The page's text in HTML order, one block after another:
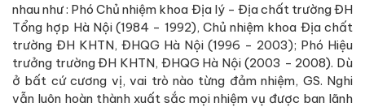
nhau như : Phó Chủ nhiệm khoa Địa lý - Địa chất trường ĐH
Tổng hợp Hà Nội (1984 - 1992), Chủ nhiệm khoa Địa chất
trường ĐH KHTN, ĐHQG Hà Nội (1996 - 2003); Phó Hiệu
trưởng trường ĐH KHTN, ĐHQG Hà Nội (2003 - 2008). Dù
ở bất cứ cương vị, vai trò nào từng đảm nhiệm, GS. Nghi
vẫn luôn hoàn thành xuất sắc mọi nhiệm vụ được ban lãnh